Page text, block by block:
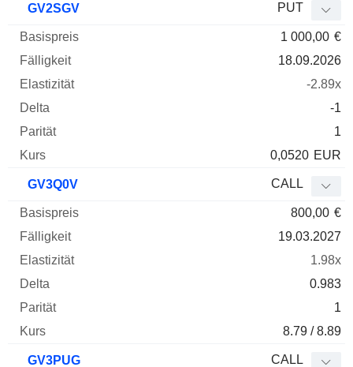
GV2SGV PUT
1 000,00 €
18.09.2026
-2.89x
-1
1
0,0520 EUR
GV3Q0V CALL
800,00 €
19.03.2027
1.98x
0.983
1
8.79 / 8.89
GV3PUG CALL